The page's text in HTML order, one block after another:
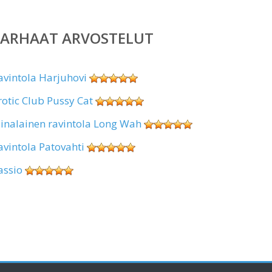
ARVOSTELUT
Harjuhovi
Club Pussy Cat
ravintola Long Wah
Patovahti